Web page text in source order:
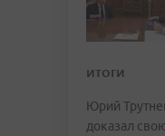
итоги
Юрий
доказал